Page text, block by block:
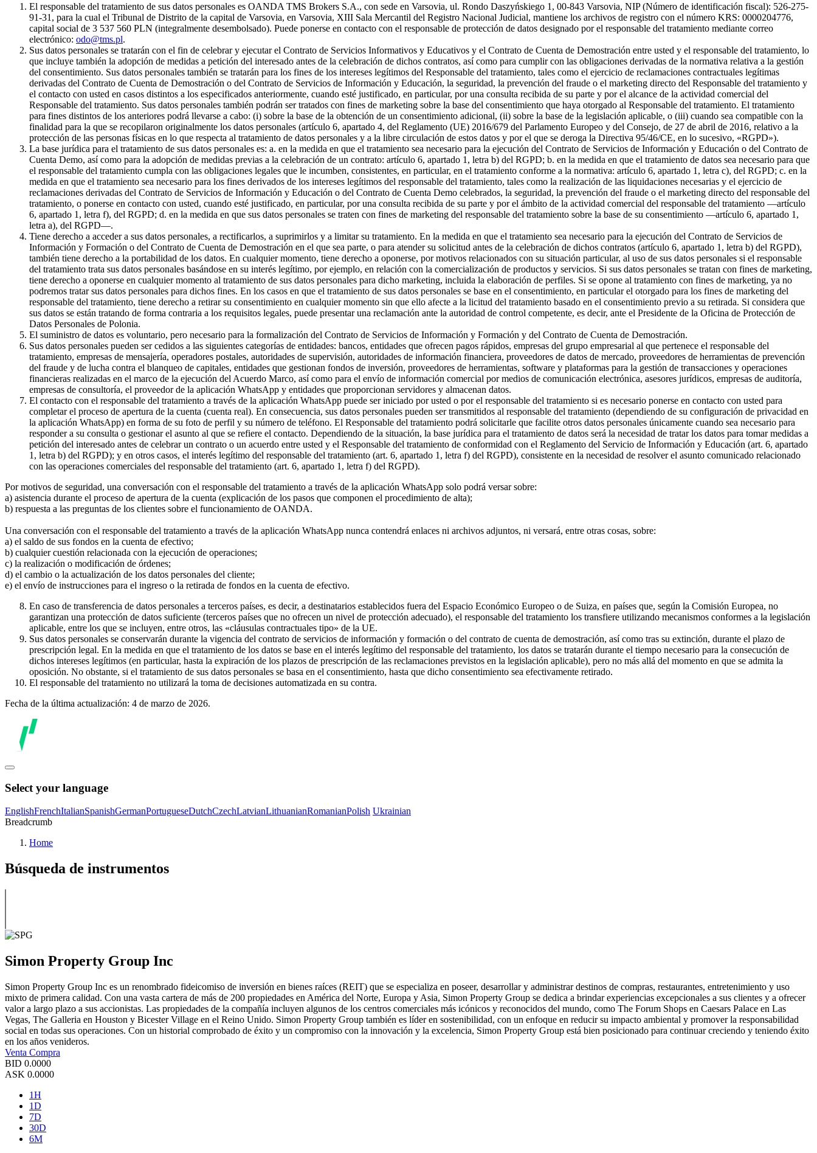
El responsable del tratamiento de sus datos personales es OANDA TMS Brokers S.A., con sede en Varsovia, ul. Rondo Daszyńskiego 1, 00-843 Varsovia, NIP (Número de identificación fiscal): 526-275-
91-31, para la cual el Tribunal de Distrito de la capital de Varsovia, en Varsovia, XIII Sala Mercantil del Registro Nacional Judicial, mantiene los archivos de registro con el número KRS: 0000204776,
capital social de 3 537 560 PLN (integralmente desembolsado). Puede ponerse en contacto con el responsable de protección de datos designado por el responsable del tratamiento mediante correo
electrónico: odo@tms.pl.
Sus datos personales se tratarán con el fin de celebrar y ejecutar el Contrato de Servicios Informativos y Educativos y el Contrato de Cuenta de Demostración entre usted y el responsable del tratamiento, lo
que incluye también la adopción de medidas a petición del interesado antes de la celebración de dichos contratos, así como para cumplir con las obligaciones derivadas de la normativa relativa a la gestión
del consentimiento. Sus datos personales también se tratarán para los fines de los intereses legítimos del Responsable del tratamiento, tales como el ejercicio de reclamaciones contractuales legítimas
derivadas del Contrato de Cuenta de Demostración o del Contrato de Servicios de Información y Educación, la seguridad, la prevención del fraude o el marketing directo del Responsable del tratamiento y
el contacto con usted en casos distintos a los especificados anteriormente, cuando esté justificado, en particular, por una consulta recibida de su parte y por el alcance de la actividad comercial del
Responsable del tratamiento. Sus datos personales también podrán ser tratados con fines de marketing sobre la base del consentimiento que haya otorgado al Responsable del tratamiento. El tratamiento
para fines distintos de los anteriores podrá llevarse a cabo: (i) sobre la base de la obtención de un consentimiento adicional, (ii) sobre la base de la legislación aplicable, o (iii) cuando sea compatible con la
finalidad para la que se recopilaron originalmente los datos personales (artículo 6, apartado 4, del Reglamento (UE) 2016/679 del Parlamento Europeo y del Consejo, de 27 de abril de 2016, relativo a la
protección de las personas físicas en lo que respecta al tratamiento de datos personales y a la libre circulación de estos datos y por el que se deroga la Directiva 95/46/CE, en lo sucesivo, «RGPD»).
La base jurídica para el tratamiento de sus datos personales es: a. en la medida en que el tratamiento sea necesario para la ejecución del Contrato de Servicios de Información y Educación o del Contrato de
Cuenta Demo, así como para la adopción de medidas previas a la celebración de un contrato: artículo 6, apartado 1, letra b) del RGPD; b. en la medida en que el tratamiento de datos sea necesario para que
el responsable del tratamiento cumpla con las obligaciones legales que le incumben, consistentes, en particular, en el tratamiento conforme a la normativa: artículo 6, apartado 1, letra c), del RGPD; c. en la
medida en que el tratamiento sea necesario para los fines derivados de los intereses legítimos del responsable del tratamiento, tales como la realización de las liquidaciones necesarias y el ejercicio de
reclamaciones derivadas del Contrato de Servicios de Información y Educación o del Contrato de Cuenta Demo celebrados, la seguridad, la prevención del fraude o el marketing directo del responsable del
tratamiento, o ponerse en contacto con usted, cuando esté justificado, en particular, por una consulta recibida de su parte y por el ámbito de la actividad comercial del responsable del tratamiento —artículo
6, apartado 1, letra f), del RGPD; d. en la medida en que sus datos personales se traten con fines de marketing del responsable del tratamiento sobre la base de su consentimiento —artículo 6, apartado 1,
letra a), del RGPD—.
Tiene derecho a acceder a sus datos personales, a rectificarlos, a suprimirlos y a limitar su tratamiento. En la medida en que el tratamiento sea necesario para la ejecución del Contrato de Servicios de
Información y Formación o del Contrato de Cuenta de Demostración en el que sea parte, o para atender su solicitud antes de la celebración de dichos contratos (artículo 6, apartado 1, letra b) del RGPD),
también tiene derecho a la portabilidad de los datos. En cualquier momento, tiene derecho a oponerse, por motivos relacionados con su situación particular, al uso de sus datos personales si el responsable
del tratamiento trata sus datos personales basándose en su interés legítimo, por ejemplo, en relación con la comercialización de productos y servicios. Si sus datos personales se tratan con fines de marketing,
tiene derecho a oponerse en cualquier momento al tratamiento de sus datos personales para dicho marketing, incluida la elaboración de perfiles. Si se opone al tratamiento con fines de marketing, ya no
podremos tratar sus datos personales para dichos fines. En los casos en que el tratamiento de sus datos personales se base en el consentimiento, en particular el otorgado para los fines de marketing del
responsable del tratamiento, tiene derecho a retirar su consentimiento en cualquier momento sin que ello afecte a la licitud del tratamiento basado en el consentimiento previo a su retirada. Si considera que
sus datos se están tratando de forma contraria a los requisitos legales, puede presentar una reclamación ante la autoridad de control competente, es decir, ante el Presidente de la Oficina de Protección de
Datos Personales de Polonia.
El suministro de datos es voluntario, pero necesario para la formalización del Contrato de Servicios de Información y Formación y del Contrato de Cuenta de Demostración.
Sus datos personales pueden ser cedidos a las siguientes categorías de entidades: bancos, entidades que ofrecen pagos rápidos, empresas del grupo empresarial al que pertenece el responsable del
tratamiento, empresas de mensajería, operadores postales, autoridades de supervisión, autoridades de información financiera, proveedores de datos de mercado, proveedores de herramientas de prevención
del fraude y de lucha contra el blanqueo de capitales, entidades que gestionan fondos de inversión, proveedores de herramientas, software y plataformas para la gestión de transacciones y operaciones
financieras realizadas en el marco de la ejecución del Acuerdo Marco, así como para el envío de información comercial por medios de comunicación electrónica, asesores jurídicos, empresas de auditoría,
empresas de consultoría, el proveedor de la aplicación WhatsApp y entidades que proporcionan servidores y almacenan datos.
El contacto con el responsable del tratamiento a través de la aplicación WhatsApp puede ser iniciado por usted o por el responsable del tratamiento si es necesario ponerse en contacto con usted para
completar el proceso de apertura de la cuenta (cuenta real). En consecuencia, sus datos personales pueden ser transmitidos al responsable del tratamiento (dependiendo de su configuración de privacidad en
la aplicación WhatsApp) en forma de su foto de perfil y su número de teléfono. El Responsable del tratamiento podrá solicitarle que facilite otros datos personales únicamente cuando sea necesario para
responder a su consulta o gestionar el asunto al que se refiere el contacto. Dependiendo de la situación, la base jurídica para el tratamiento de datos será la necesidad de tratar los datos para tomar medidas a
petición del interesado antes de celebrar un contrato o un acuerdo entre usted y el Responsable del tratamiento de conformidad con el Reglamento del Servicio de Información y Educación (art. 6, apartado
1, letra b) del RGPD); y en otros casos, el interés legítimo del responsable del tratamiento (art. 6, apartado 1, letra f) del RGPD), consistente en la necesidad de resolver el asunto comunicado relacionado
con las operaciones comerciales del responsable del tratamiento (art. 6, apartado 1, letra f) del RGPD).
Por motivos de seguridad, una conversación con el responsable del tratamiento a través de la aplicación WhatsApp solo podrá versar sobre:
a) asistencia durante el proceso de apertura de la cuenta (explicación de los pasos que componen el procedimiento de alta);
b) respuesta a las preguntas de los clientes sobre el funcionamiento de OANDA.
Una conversación con el responsable del tratamiento a través de la aplicación WhatsApp nunca contendrá enlaces ni archivos adjuntos, ni versará, entre otras cosas, sobre:
a) el saldo de sus fondos en la cuenta de efectivo;
b) cualquier cuestión relacionada con la ejecución de operaciones;
c) la realización o modificación de órdenes;
d) el cambio o la actualización de los datos personales del cliente;
e) el envío de instrucciones para el ingreso o la retirada de fondos en la cuenta de efectivo.
En caso de transferencia de datos personales a terceros países, es decir, a destinatarios establecidos fuera del Espacio Económico Europeo o de Suiza, en países que, según la Comisión Europea, no
garantizan una protección de datos suficiente (terceros países que no ofrecen un nivel de protección adecuado), el responsable del tratamiento los transfiere utilizando mecanismos conformes a la legislación
aplicable, entre los que se incluyen, entre otros, las «cláusulas contractuales tipo» de la UE.
Sus datos personales se conservarán durante la vigencia del contrato de servicios de información y formación o del contrato de cuenta de demostración, así como tras su extinción, durante el plazo de
prescripción legal. En la medida en que el tratamiento de los datos se base en el interés legítimo del responsable del tratamiento, los datos se tratarán durante el tiempo necesario para la consecución de
dichos intereses legítimos (en particular, hasta la expiración de los plazos de prescripción de las reclamaciones previstos en la legislación aplicable), pero no más allá del momento en que se admita la
oposición. No obstante, si el tratamiento de sus datos personales se basa en el consentimiento, hasta que dicho consentimiento sea efectivamente retirado.
El responsable del tratamiento no utilizará la toma de decisiones automatizada en su contra.
Fecha de la última actualización: 4 de marzo de 2026.
Select your language
EnglishFrenchItalianSpanishGermanPortugueseDutchCzechLatvianLithuanianRomanianPolish Ukrainian
Breadcrumb
Home
Búsqueda de instrumentos
Simon Property Group Inc
Simon Property Group Inc es un renombrado fideicomiso de inversión en bienes raíces (REIT) que se especializa en poseer, desarrollar y administrar destinos de compras, restaurantes, entretenimiento y uso
mixto de primera calidad. Con una vasta cartera de más de 200 propiedades en América del Norte, Europa y Asia, Simon Property Group se dedica a brindar experiencias excepcionales a sus clientes y a ofrecer
valor a largo plazo a sus accionistas. Las propiedades de la compañía incluyen algunos de los centros comerciales más icónicos y reconocidos del mundo, como The Forum Shops en Caesars Palace en Las
Vegas, The Galleria en Houston y Bicester Village en el Reino Unido. Simon Property Group también es líder en sostenibilidad, con un enfoque en reducir su impacto ambiental y promover la responsabilidad
social en todas sus operaciones. Con un historial comprobado de éxito y un compromiso con la innovación y la excelencia, Simon Property Group está bien posicionado para continuar creciendo y teniendo éxito
en los años venideros.
Venta Compra
BID 0.0000
ASK 0.0000
1H
1D
7D
30D
6M